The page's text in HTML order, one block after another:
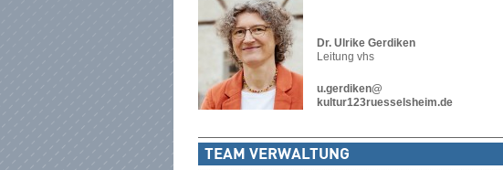
Dr. Ulrike Gerdiken
Leitung vhs
u.gerdiken@
kultur123ruesselsheim.de
TEAM VERWALTUNG